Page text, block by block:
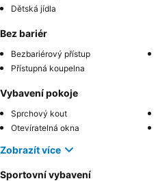
Dětská jídla
Bez bariér
Bezbariérový přístup
Přístupná koupelna
Vybavení pokoje
Sprchový kout
Otevíratelná okna
Zobrazít více
Sportovní vybavení